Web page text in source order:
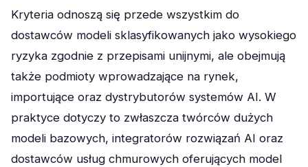
Kryteria odnoszą się przede wszystkim do
dostawców modeli sklasyfikowanych jako wysokiego
ryzyka zgodnie z przepisami unijnymi, ale obejmują
także podmioty wprowadzające na rynek,
importujące oraz dystrybutorów systemów AI. W
praktyce dotyczy to zwłaszcza twórców dużych
modeli bazowych, integratorów rozwiązań AI oraz
dostawców usług chmurowych oferujących model